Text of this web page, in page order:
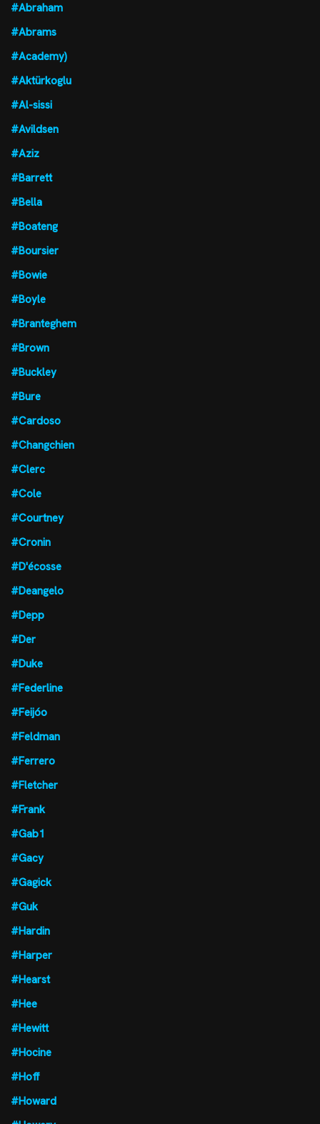
#Abraham
#Abrams
#Academy)
#Aktürkoglu
#Al-sissi
#Avildsen
#Aziz
#Barrett
#Bella
#Boateng
#Boursier
#Bowie
#Boyle
#Branteghem
#Brown
#Buckley
#Bure
#Cardoso
#Changchien
#Clerc
#Cole
#Courtney
#Cronin
#D'écosse
#Deangelo
#Depp
#Der
#Duke
#Federline
#Feijóo
#Feldman
#Ferrero
#Fletcher
#Frank
#Gab1
#Gacy
#Gagick
#Guk
#Hardin
#Harper
#Hearst
#Hee
#Hewitt
#Hocine
#Hoff
#Howard